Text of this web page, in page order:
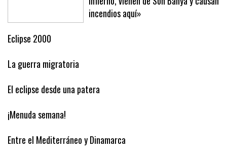
Clamor en Son Gallard: «Esto es un
infierno, vienen de Son Banya y causan
Eclipse 2000
La guerra migratoria
El eclipse desde una patera
¡Menuda semana!